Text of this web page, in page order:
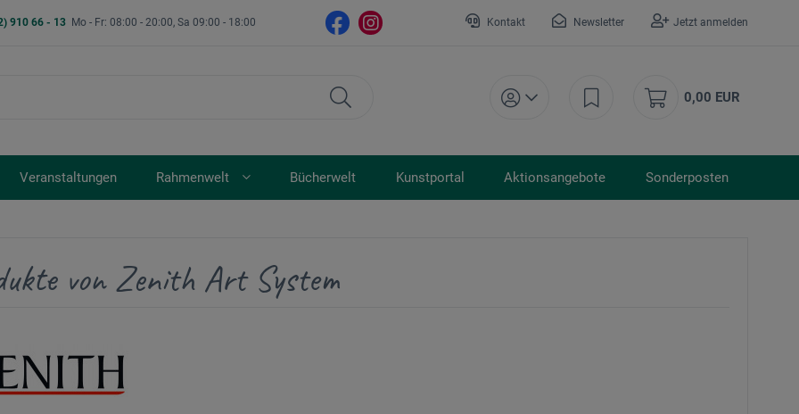
910 66 - 13 Mo - Fr: 08:00 - 20:00, Sa 09:00 - 18:00 Kontakt Newsletter Jetzt anmelden
0,00 EUR
Veranstaltungen Rahmenwelt Bücherwelt Kunstportal Aktionsangebote Sonderposten
von Zenith Art System